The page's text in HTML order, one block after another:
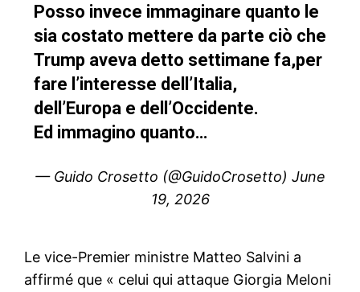
Posso invece immaginare quanto le
sia costato mettere da parte ciò che
Trump aveva detto settimane fa,per
fare l’interesse dell’Italia,
dell’Europa e dell’Occidente.
Ed immagino quanto…
— Guido Crosetto (@GuidoCrosetto) June
19, 2026
Le vice-Premier ministre Matteo Salvini a
affirmé que « celui qui attaque Giorgia Meloni